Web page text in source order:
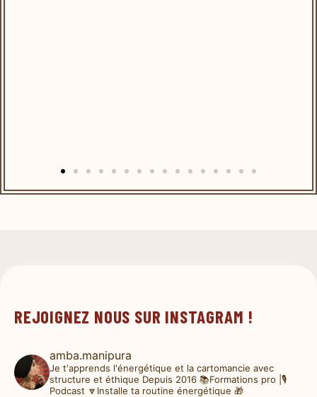
REJOIGNEZ NOUS SUR INSTAGRAM !
amba.manipura
Je t'apprends l'énergétique et la cartomancie avec
structure et éthique Depuis 2016 📚Formations pro |🎙️
Podcast 🔽Installe ta routine énergétique 🎁